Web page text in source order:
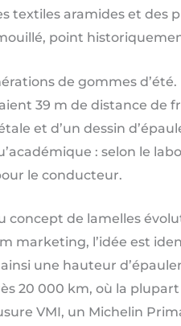
textiles aramides et des
point
de gommes d’été.
39 m de distance de
et d’un dessin
: selon le
le conducteur.
de lamelles
marketing, l’idée est
une hauteur
20 000 km, où la
VMI, un Michelin